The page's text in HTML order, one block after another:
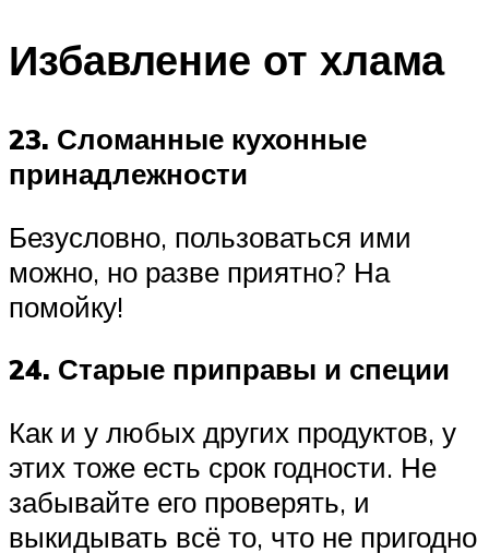
Избавление от хлама
23. Сломанные кухонные
принадлежности
Безусловно, пользоваться ими
можно, но разве приятно? На
помойку!
24. Старые приправы и специи
Как и у любых других продуктов, у
этих тоже есть срок годности. Не
забывайте его проверять, и
выкидывать всё то, что не пригодно